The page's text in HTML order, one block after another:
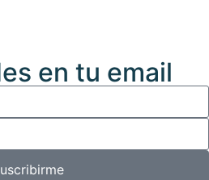
en tu email